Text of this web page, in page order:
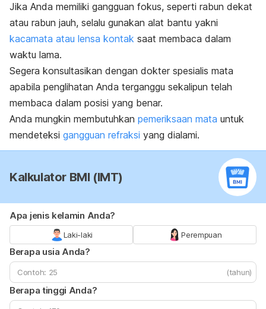
Jika Anda memiliki gangguan fokus, seperti rabun dekat
atau rabun jauh, selalu gunakan alat bantu yakni
kacamata atau lensa kontak saat membaca dalam
waktu lama.
Segera konsultasikan dengan dokter spesialis mata
apabila penglihatan Anda terganggu sekalipun telah
membaca dalam posisi yang benar.
Anda mungkin membutuhkan pemeriksaan mata untuk
mendeteksi gangguan refraksi yang dialami.
Kalkulator BMI (IMT)
Apa jenis kelamin Anda?
Laki-laki Perempuan
Berapa usia Anda?
(tahun)
Berapa tinggi Anda?